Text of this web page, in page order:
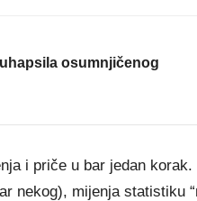
osumnjičenog
i priče u bar jedan korak.
nekog), mijenja statistiku